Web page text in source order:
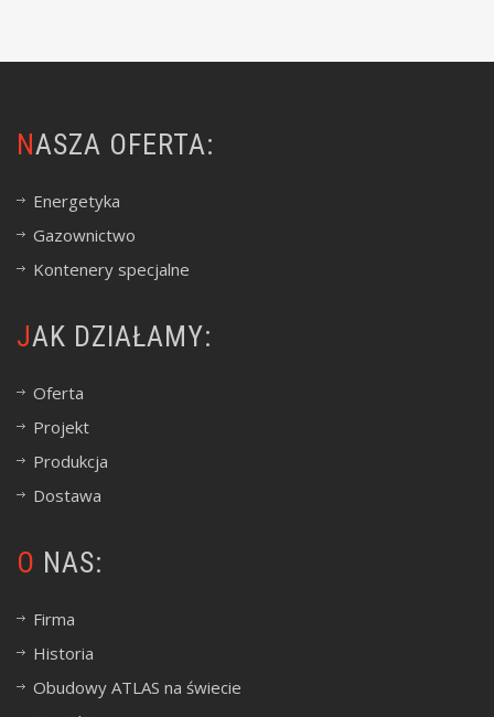
NASZA OFERTA:
Energetyka
Gazownictwo
Kontenery specjalne
JAK DZIAŁAMY:
Oferta
Projekt
Produkcja
Dostawa
O NAS:
Firma
Historia
Obudowy ATLAS na świecie